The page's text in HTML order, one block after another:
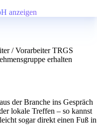
anzeigen
/ Vorarbeiter TRGS
erhalten
der Branche ins Gespräch
lokale Treffen – so kannst
sogar direkt einen Fuß in